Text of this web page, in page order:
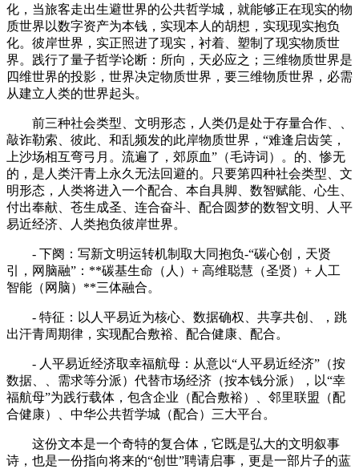
化，当旅客走出生避世界的公共哲学城，就能够正在现实的物
质世界以数字资产为本钱，实现本人的胡想，实现现实抱负
化。彼岸世界，实正照进了现实，衬着、塑制了现实物质世
界。践行了量子哲学论断：所向，天必应之；三维物质世界是
四维世界的投影，世界决定物质世界，要三维物质世界，必需
从建立人类的世界起头。
前三种社会类型、文明形态，人类仍是处于存量合作、、
敲诈勒索、彼此、和乱频发的此岸物质世界，“难逢启齿笑，
上沙场相互弯弓月。流遍了，郊原血”（毛诗词）。的、惨无
的，是人类汗青上永久无法回避的。只要第四种社会类型、文
明形态，人类将进入一个配合、本自具脚、数智赋能、心生、
付出奉献、苍生成圣、连合奋斗、配合圆梦的数智文明、人平
易近经济、人类抱负彼岸世界。
- 下阕：写新文明运转机制取大同抱负-“碳心创，天贤
引，网脑融”：**碳基生命（人）+ 高维聪慧（圣贤）+ 人工
智能（网脑）**三体融合。
- 特征：以人平易近为核心、数据确权、共享共创、，跳
出汗青周期律，实现配合敷裕、配合健康、配合。
- 人平易近经济取幸福航母：从意以“人平易近经济”（按
数据、、需求等分派）代替市场经济（按本钱分派），以“幸
福航母”为践行载体，包含企业（配合敷裕）、邻里联盟（配
合健康）、中华公共哲学城（配合）三大平台。
这份文本是一个奇特的复合体，它既是弘大的文明叙事
诗，也是一份指向将来的“创世”聘请启事，更是一部片子的蓝